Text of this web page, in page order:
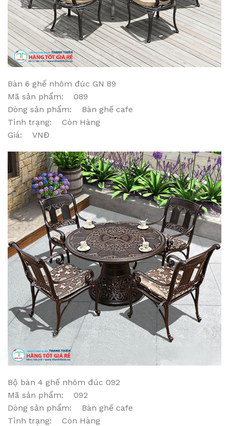
Bàn 6 ghế nhôm đúc GN 89
Mã sản phẩm: 089
Dòng sản phẩm: Bàn ghế cafe
Tình trạng: Còn Hàng
Giá: VNĐ
Bộ bàn 4 ghế nhôm đúc 092
Mã sản phẩm: 092
Dòng sản phẩm: Bàn ghế cafe
Tình trạng: Còn Hàng